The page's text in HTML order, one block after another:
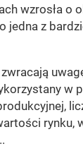
wzrosła o
jedna z
w
rynku,